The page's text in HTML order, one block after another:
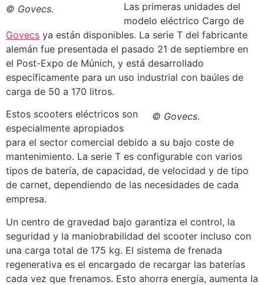
© Govecs.
Las primeras unidades del
modelo eléctrico Cargo de
Govecs ya están disponibles. La serie T del fabricante
alemán fue presentada el pasado 21 de septiembre en
el Post-Expo de Múnich, y está desarrollado
específicamente para un uso industrial con baúles de
carga de 50 a 170 litros.
© Govecs.
Estos scooters eléctricos son
especialmente apropiados
para el sector comercial debido a su bajo coste de
mantenimiento. La serie T es configurable con varios
tipos de batería, de capacidad, de velocidad y de tipo
de carnet, dependiendo de las necesidades de cada
empresa.
Un centro de gravedad bajo garantiza el control, la
seguridad y la maniobrabilidad del scooter incluso con
una carga total de 175 kg. El sistema de frenada
regenerativa es el encargado de recargar las baterías
cada vez que frenamos. Esto ahorra energía, aumenta la